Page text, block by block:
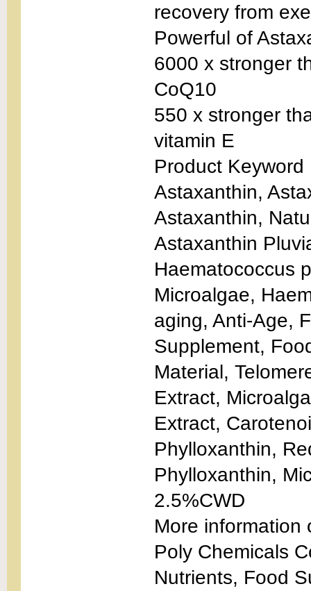
recovery from
Powerful of
6000 x stronger
CoQ10
550 x stronger
vitamin E
Product Keyword
Astaxanthin,
Astaxanthin,
Astaxanthin
Haematococcus
Microalgae,
aging, Anti-Age,
Supplement,
Material,
Extract,
Extract,
Phylloxanthin,
Phylloxanthin,
2.5%CWD
More information
Poly Chemicals
Nutrients, Food